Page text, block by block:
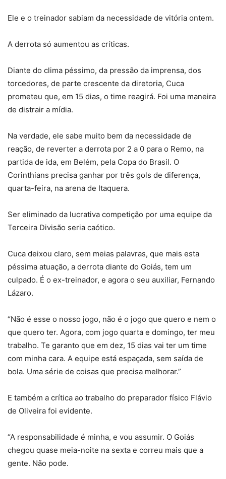
Ele e o treinador sabiam da necessidade de vitória ontem.
A derrota só aumentou as críticas.
Diante do clima péssimo, da pressão da imprensa, dos
torcedores, de parte crescente da diretoria, Cuca
prometeu que, em 15 dias, o time reagirá. Foi uma maneira
de distrair a mídia.
Na verdade, ele sabe muito bem da necessidade de
reação, de reverter a derrota por 2 a 0 para o Remo, na
partida de ida, em Belém, pela Copa do Brasil. O
Corinthians precisa ganhar por três gols de diferença,
quarta-feira, na arena de Itaquera.
Ser eliminado da lucrativa competição por uma equipe da
Terceira Divisão seria caótico.
Cuca deixou claro, sem meias palavras, que mais esta
péssima atuação, a derrota diante do Goiás, tem um
culpado. É o ex-treinador, e agora o seu auxiliar, Fernando
Lázaro.
“Não é esse o nosso jogo, não é o jogo que quero e nem o
que quero ter. Agora, com jogo quarta e domingo, ter meu
trabalho. Te garanto que em dez, 15 dias vai ter um time
com minha cara. A equipe está espaçada, sem saída de
bola. Uma série de coisas que precisa melhorar.”
E também a crítica ao trabalho do preparador físico Flávio
de Oliveira foi evidente.
“A responsabilidade é minha, e vou assumir. O Goiás
chegou quase meia-noite na sexta e correu mais que a
gente. Não pode.